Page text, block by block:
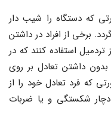
که دستگاه را شیب دار
برخی از افراد در داشتن
تردمیل استفاده کنند که در
داشتن تعادل بر روی
که فرد تعادل خود را از
شکستگی و یا ضربات